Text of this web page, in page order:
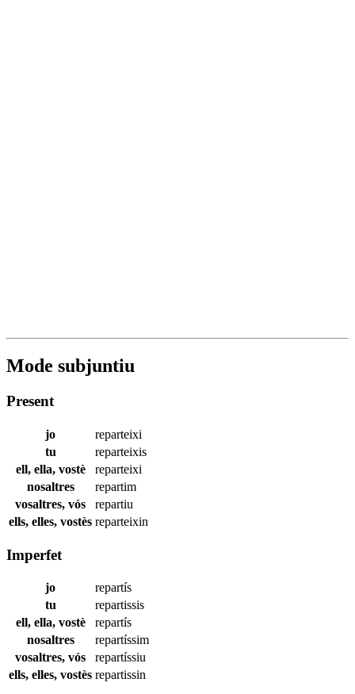
Mode subjuntiu
Present
jo
reparteixi
tu
reparteixis
ell, ella, vostè
reparteixi
nosaltres
repartim
vosaltres, vós
repartiu
ells, elles, vostès reparteixin
Imperfet
jo
repartís
tu
repartissis
ell, ella, vostè
repartís
nosaltres
repartíssim
vosaltres, vós
repartíssiu
ells, elles, vostès repartissin